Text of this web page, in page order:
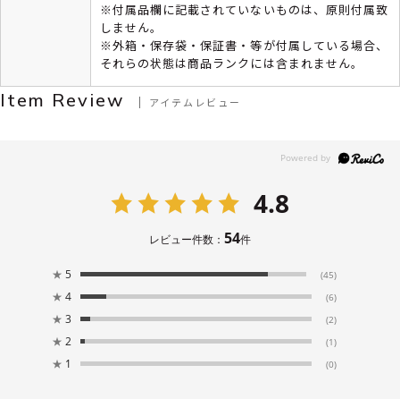
※付属品欄に記載されていないものは、原則付属致
しません。
※外箱・保存袋・保証書・等が付属している場合、
それらの状態は商品ランクには含まれません。
Item Review アイテムレビュー
4.8
レビュー件数： 54件
★ 5 (45)
★ 4 (6)
★ 3 (2)
★ 2 (1)
★ 1 (0)